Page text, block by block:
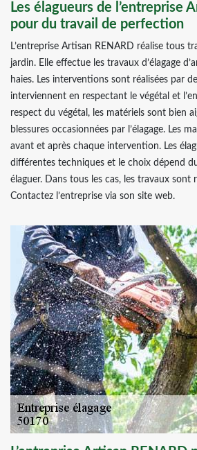
Les élagueurs de l’entreprise
pour du travail de perfection
L’entreprise Artisan RENARD réalise tous
jardin. Elle effectue les travaux d’élagage
haies. Les interventions sont réalisées par
interviennent en respectant le végétal et
respect du végétal, les matériels sont bien
blessures occasionnées par l’élagage. Les
avant et après chaque intervention. Les
différentes techniques et le choix dépend
élaguer. Dans tous les cas, les travaux sont
Contactez l’entreprise via son site web.